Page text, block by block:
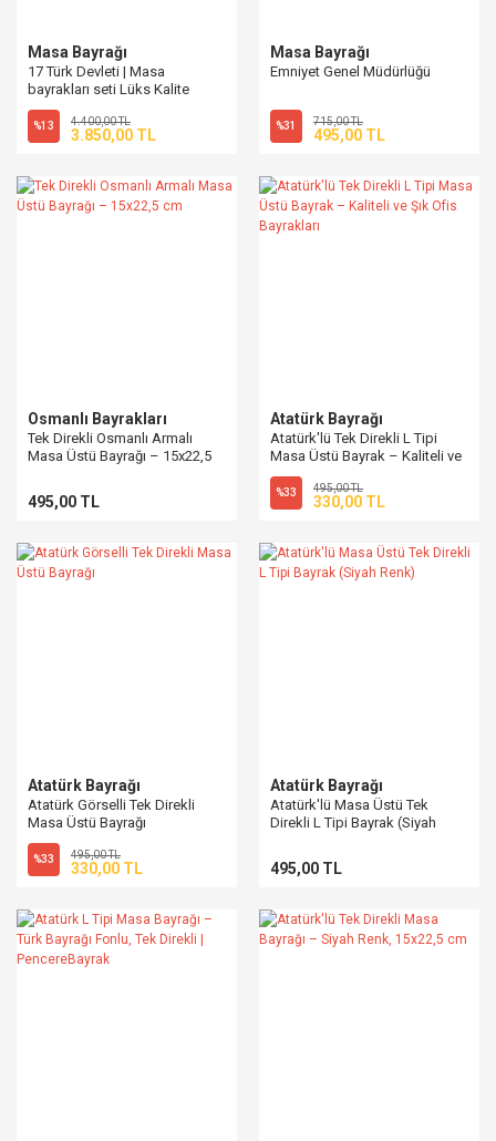
Masa Bayrağı
17 Türk Devleti | Masa
bayrakları seti Lüks Kalite
%13 4.400,00 TL
3.850,00 TL
Masa Bayrağı
Emniyet Genel Müdürlüğü
%31 715,00 TL
495,00 TL
Osmanlı Bayrakları
Tek Direkli Osmanlı Armalı
Masa Üstü Bayrağı – 15x22,5
495,00 TL
Atatürk Bayrağı
Atatürk'lü Tek Direkli L Tipi
Masa Üstü Bayrak – Kaliteli ve
Şık Ofis Bayrakları
%33 495,00 TL
330,00 TL
Atatürk Bayrağı
Atatürk Görselli Tek Direkli
Masa Üstü Bayrağı
%33 495,00 TL
330,00 TL
Atatürk Bayrağı
Atatürk'lü Masa Üstü Tek
Direkli L Tipi Bayrak (Siyah
495,00 TL